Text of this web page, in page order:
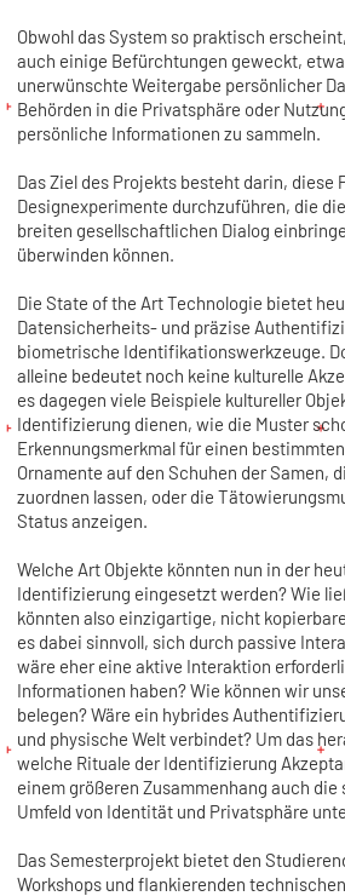
Obwohl das System so praktisch
auch einige Befürchtungen geweckt,
unerwünschte Weitergabe persönlicher
Behörden in die Privatsphäre oder
persönliche Informationen zu sammeln.
Das Ziel des Projekts besteht darin,
Designexperimente durchzuführen, die
breiten gesellschaftlichen Dialog
überwinden können.
Die State of the Art Technologie bietet
Datensicherheits- und präzise
biometrische Identifikationswerkzeuge.
alleine bedeutet noch keine kulturelle
es dagegen viele Beispiele kultureller
Identifizierung dienen, wie die Muster
Erkennungsmerkmal für einen
Ornamente auf den Schuhen der Samen,
zuordnen lassen, oder die
Status anzeigen.
Welche Art Objekte könnten nun in der
Identifizierung eingesetzt werden? Wie
könnten also einzigartige, nicht
es dabei sinnvoll, sich durch passive
wäre eher eine aktive Interaktion
Informationen haben? Wie können wir
belegen? Wäre ein hybrides
und physische Welt verbindet? Um das
welche Rituale der Identifizierung
einem größeren Zusammenhang auch
Umfeld von Identität und Privatsphäre
Das Semesterprojekt bietet den
Workshops und flankierenden